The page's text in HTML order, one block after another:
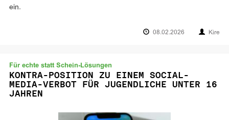
ein.
08.02.2026 Kire
Für echte statt Schein-Lösungen
KONTRA-POSITION ZU EINEM SOCIAL-
MEDIA-VERBOT FÜR JUGENDLICHE UNTER 16
JAHREN